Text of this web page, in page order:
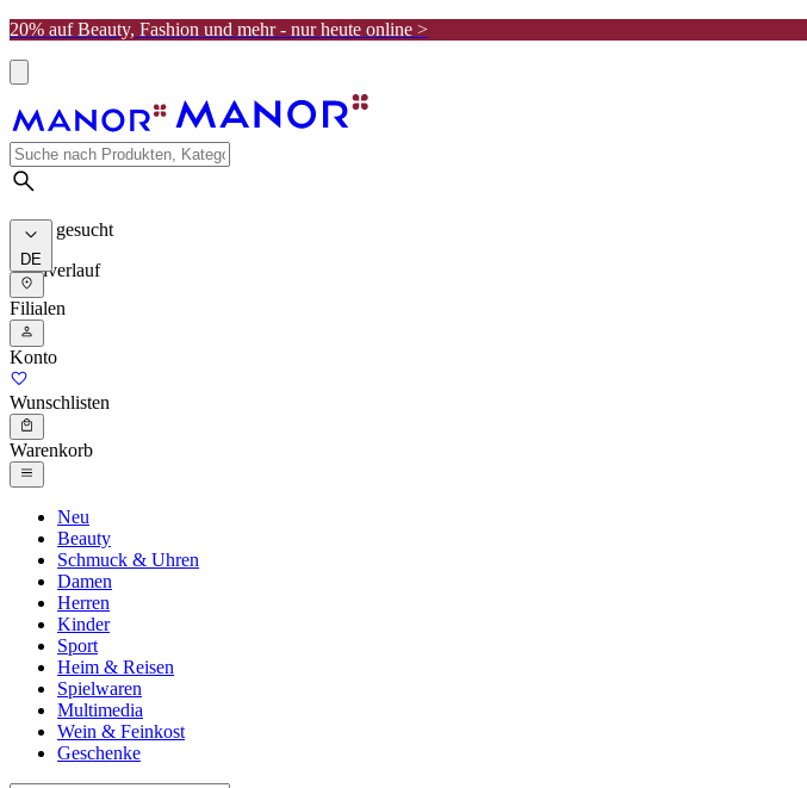
20% auf Beauty, Fashion und mehr - nur heute online >
Meist gesucht
Suchverlauf
DE
Filialen
Konto
Wunschlisten
Warenkorb
Neu
Beauty
Schmuck & Uhren
Damen
Herren
Kinder
Sport
Heim & Reisen
Spielwaren
Multimedia
Wein & Feinkost
Geschenke